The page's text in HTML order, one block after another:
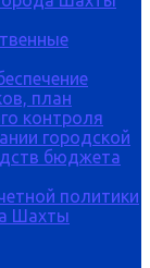
план
контроля
городской
бюджета
политики
Шахты